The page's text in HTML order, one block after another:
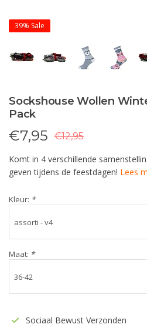
39% Sale
Sockshouse Wollen
Pack
€7,95 €12,95
Komt in 4 verschillende
geven tijdens de feestdagen! Lees
Kleur: *
Maat: *
Sociaal Bewust Verzonden